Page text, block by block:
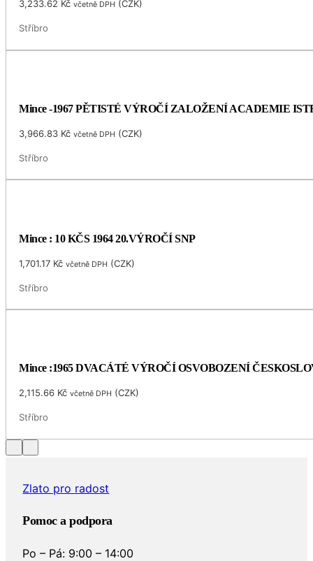
3,233.62 Kč včetně DPH (CZK)
Stříbro
Mince -1967 PĚTISTÉ VÝROČÍ ZALOŽENÍ ACADEMIE
3,966.83 Kč včetně DPH (CZK)
Stříbro
Mince : 10 KČS 1964 20.VÝROČÍ SNP
1,701.17 Kč včetně DPH (CZK)
Stříbro
Mince :1965 DVACÁTÉ VÝROČÍ OSVOBOZENÍ
2,115.66 Kč včetně DPH (CZK)
Stříbro
Zlato pro radost
Pomoc a podpora
Po – Pá: 9:00 – 14:00